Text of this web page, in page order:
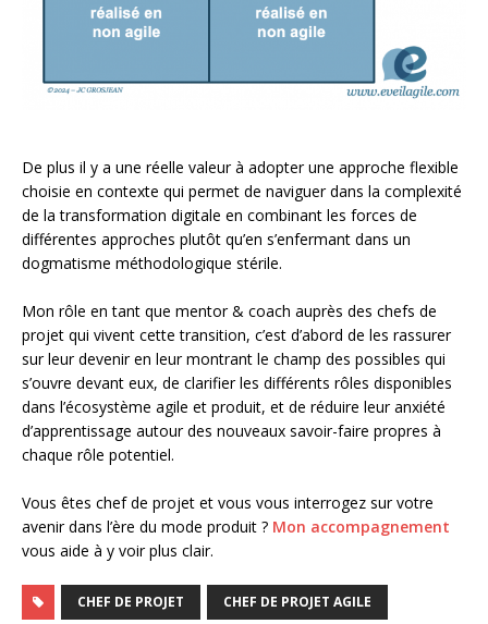
De plus il y a une réelle valeur à adopter une approche flexible
choisie en contexte qui permet de naviguer dans la complexité
de la transformation digitale en combinant les forces de
différentes approches plutôt qu’en s’enfermant dans un
dogmatisme méthodologique stérile.
Mon rôle en tant que mentor & coach auprès des chefs de
projet qui vivent cette transition, c’est d’abord de les rassurer
sur leur devenir en leur montrant le champ des possibles qui
s’ouvre devant eux, de clarifier les différents rôles disponibles
dans l’écosystème agile et produit, et de réduire leur anxiété
d’apprentissage autour des nouveaux savoir-faire propres à
chaque rôle potentiel.
Vous êtes chef de projet et vous vous interrogez sur votre
avenir dans l’ère du mode produit ? Mon accompagnement
vous aide à y voir plus clair.
CHEF DE PROJET CHEF DE PROJET AGILE